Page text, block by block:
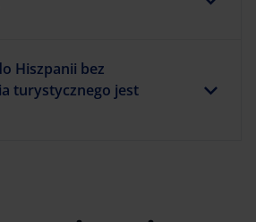
Hiszpanii bez
turystycznego jest